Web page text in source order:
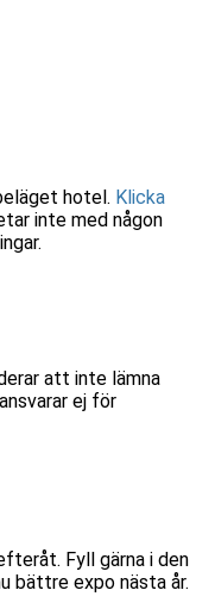
hotel. Klicka
inte med någon
att inte lämna
ej för
Fyll gärna i den
bättre expo nästa år.